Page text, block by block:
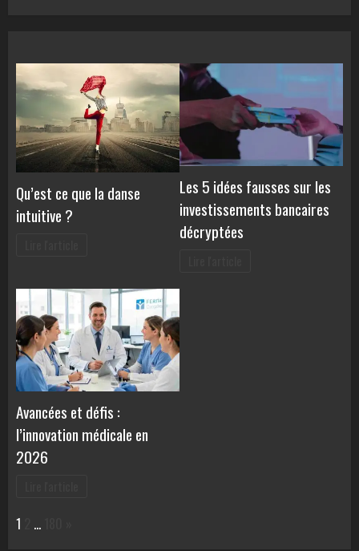
Qu’est ce que la danse
intuitive ?
Les 5 idées fausses sur les
investissements bancaires
décryptées
Avancées et défis :
l’innovation médicale en
2026
Page:
1 …